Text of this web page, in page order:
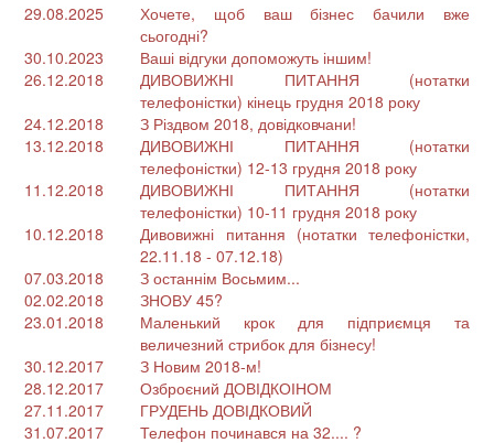
29.08.2025
Хочете, щоб ваш бізнес бачили вже
сьогодні?
30.10.2023
Ваші відгуки допоможуть іншим!
26.12.2018
ДИВОВИЖНІ ПИТАННЯ (нотатки
телефоністки) кінець грудня 2018 року
24.12.2018
З Різдвом 2018, довідковчани!
13.12.2018
ДИВОВИЖНІ ПИТАННЯ (нотатки
телефоністки) 12-13 грудня 2018 року
11.12.2018
ДИВОВИЖНІ ПИТАННЯ (нотатки
телефоністки) 10-11 грудня 2018 року
10.12.2018
Дивовижні питання (нотатки телефоністки,
22.11.18 - 07.12.18)
07.03.2018
З останнім Восьмим...
02.02.2018
ЗНОВУ 45?
23.01.2018
Маленький крок для підприємця та
величезний стрибок для бізнесу!
30.12.2017
З Новим 2018-м!
28.12.2017
Озброєний ДОВІДКОІНОМ
27.11.2017
ГРУДЕНЬ ДОВІДКОВИЙ
31.07.2017
Телефон починався на 32.... ?